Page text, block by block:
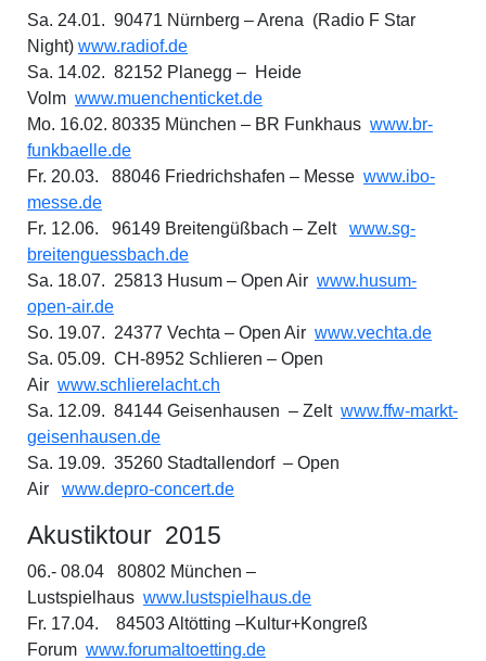
Sa. 24.01. 90471 Nürnberg – Arena (Radio F Star
Night) www.radiof.de
Sa. 14.02. 82152 Planegg – Heide
Volm www.muenchenticket.de
Mo. 16.02. 80335 München – BR Funkhaus www.br-
funkbaelle.de
Fr. 20.03. 88046 Friedrichshafen – Messe www.ibo-
messe.de
Fr. 12.06. 96149 Breitengüßbach – Zelt www.sg-
breitenguessbach.de
Sa. 18.07. 25813 Husum – Open Air www.husum-
open-air.de
So. 19.07. 24377 Vechta – Open Air www.vechta.de
Sa. 05.09. CH-8952 Schlieren – Open
Air www.schlierelacht.ch
Sa. 12.09. 84144 Geisenhausen – Zelt www.ffw-markt-
geisenhausen.de
Sa. 19.09. 35260 Stadtallendorf – Open
Air www.depro-concert.de
Akustiktour 2015
06.- 08.04 80802 München –
Lustspielhaus www.lustspielhaus.de
Fr. 17.04. 84503 Altötting –Kultur+Kongreß
Forum www.forumaltoetting.de